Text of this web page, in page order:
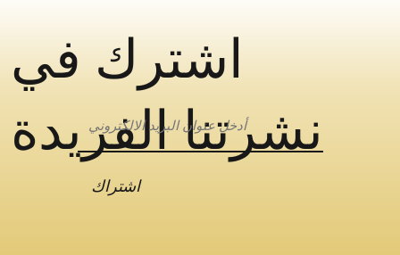
اشترك في
نشرتنا الفريدة
اشتراك